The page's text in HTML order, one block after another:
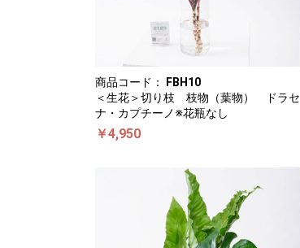
商品コード：
FBH10
＜生花＞切り枝 枝物（葉物） ドラセ
ナ・カプチーノ※花瓶なし
￥4,950